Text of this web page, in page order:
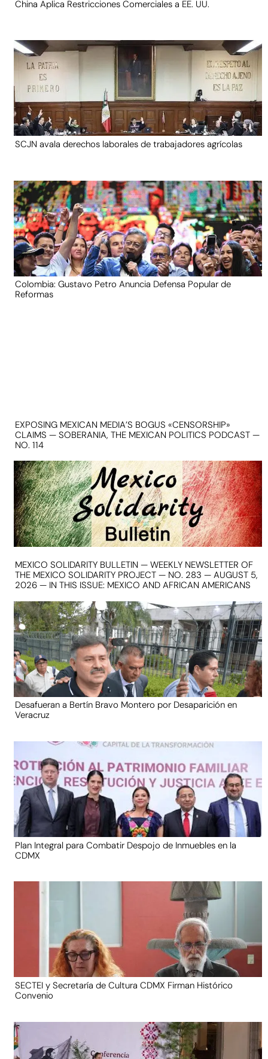
China Aplica Restricciones Comerciales a EE. UU.
SCJN avala derechos laborales de trabajadores agrícolas
Colombia: Gustavo Petro Anuncia Defensa Popular de
Reformas
EXPOSING MEXICAN MEDIA’S BOGUS «CENSORSHIP»
CLAIMS — SOBERANIA, THE MEXICAN POLITICS PODCAST —
NO. 114
MEXICO SOLIDARITY BULLETIN — WEEKLY NEWSLETTER OF
THE MEXICO SOLIDARITY PROJECT — NO. 283 — AUGUST 5,
2026 — IN THIS ISSUE: MEXICO AND AFRICAN AMERICANS
Desafueran a Bertín Bravo Montero por Desaparición en
Veracruz
Plan Integral para Combatir Despojo de Inmuebles en la
CDMX
SECTEI y Secretaría de Cultura CDMX Firman Histórico
Convenio